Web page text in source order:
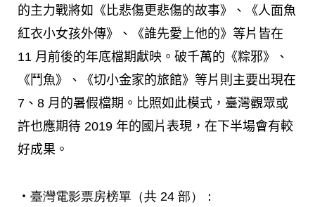
的主力戰將如《比悲傷更悲傷的故事》、《人面魚
紅衣小女孩外傳》、《誰先愛上他的》等片皆在
11 月前後的年底檔期獻映。破千萬的《粽邪》、
《鬥魚》、《切小金家的旅館》等片則主要出現在
7 、 8 月的暑假檔期。比照如此模式，臺灣觀眾或
許也應期待 2019 年的國片表現，在下半場會有較
好成果。
‧ 臺灣電影票房榜單（共 24 部）：